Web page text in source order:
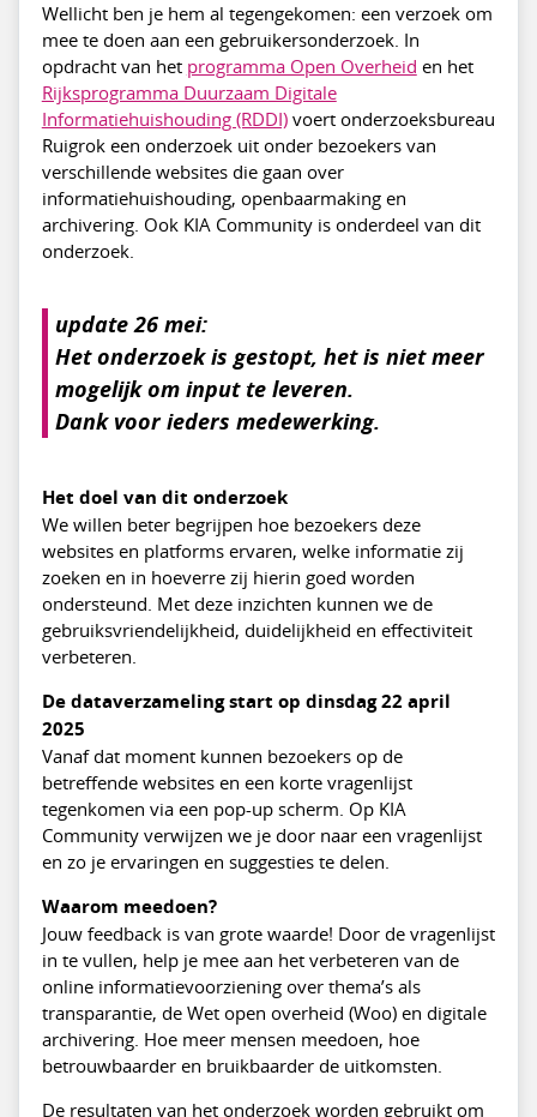
Wellicht ben je hem al tegengekomen: een verzoek om
mee te doen aan een gebruikersonderzoek. In
opdracht van het programma Open Overheid en het
Rijksprogramma Duurzaam Digitale
Informatiehuishouding (RDDI)voert onderzoeksbureau
Ruigrok een onderzoek uit onder bezoekers van
verschillende websites die gaan over
informatiehuishouding, openbaarmaking en
archivering. Ook KIA Community is onderdeel van dit
onderzoek.
update 26 mei:
Het onderzoek is gestopt, het is niet meer
mogelijk om input te leveren.
Dank voor ieders medewerking.
Het doel van dit onderzoek
We willen beter begrijpen hoe bezoekers deze
websites en platforms ervaren, welke informatie zij
zoeken en in hoeverre zij hierin goed worden
ondersteund. Met deze inzichten kunnen we de
gebruiksvriendelijkheid, duidelijkheid en effectiviteit
verbeteren.
De dataverzameling start op dinsdag 22 april
2025
Vanaf dat moment kunnen bezoekers op de
betreffende websites en een korte vragenlijst
tegenkomen via een pop-up scherm. Op KIA
Community verwijzen we je door naar een vragenlijst
en zo je ervaringen en suggesties te delen.
Waarom meedoen?
Jouw feedback is van grote waarde! Door de vragenlijst
in te vullen, help je mee aan het verbeteren van de
online informatievoorziening over thema’s als
transparantie, de Wet open overheid (Woo) en digitale
archivering. Hoe meer mensen meedoen, hoe
betrouwbaarder en bruikbaarder de uitkomsten.
De resultaten van het onderzoek worden gebruikt om